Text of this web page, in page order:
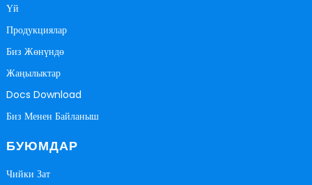
Үй
Продукциялар
Биз Жөнүндө
Жаңылыктар
Docs Download
Биз Менен Байланыш
БУЮМДАР
Чийки Зат